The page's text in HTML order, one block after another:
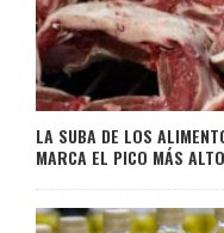
LA SUBA DE LOS
MARCA EL PICO MÁS